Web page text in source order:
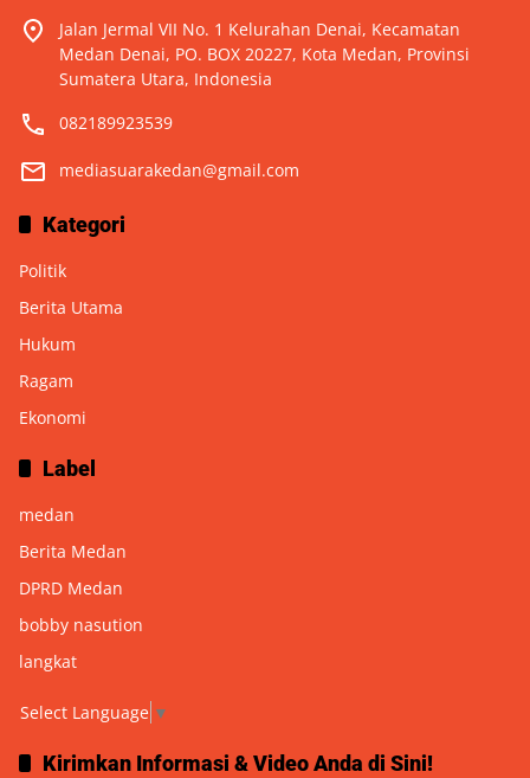
Jalan Jermal VII No. 1 Kelurahan Denai, Kecamatan
Medan Denai, PO. BOX 20227, Kota Medan, Provinsi
Sumatera Utara, Indonesia
082189923539
mediasuarakedan@gmail.com
Kategori
Politik
Berita Utama
Hukum
Ragam
Ekonomi
Label
medan
Berita Medan
DPRD Medan
bobby nasution
langkat
Select Language ▼
Kirimkan Informasi & Video Anda di Sini!